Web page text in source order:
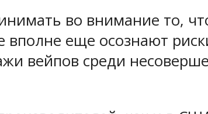
во внимание то,
еще осознают
вейпов среди